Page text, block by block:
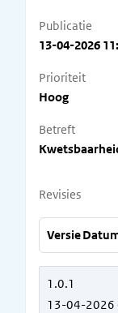
Publicatie
13-04-2026
Prioriteit
Hoog
Betreft
Revisies
Versie
1.0.1
13-04-2026